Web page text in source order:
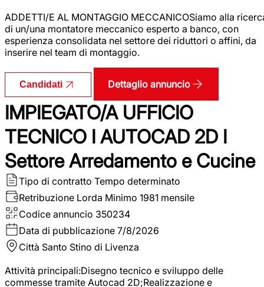
ADDETTI/E AL MONTAGGIO MECCANICOSiamo alla
di un/una montatore meccanico esperto a banco, con
esperienza consolidata nel settore dei riduttori o affini, da
inserire nel team di montaggio.
Candidati Dettaglio annuncio
IMPIEGATO/A UFFICIO
TECNICO I AUTOCAD 2D I
Settore Arredamento e Cucine
Tipo di contratto Tempo determinato
Retribuzione Lorda Minimo 1981 mensile
Codice annuncio 350234
Data di pubblicazione 7/8/2026
Città Santo Stino di Livenza
Attività principali:Disegno tecnico e sviluppo delle
commesse tramite Autocad 2D;Realizzazione e